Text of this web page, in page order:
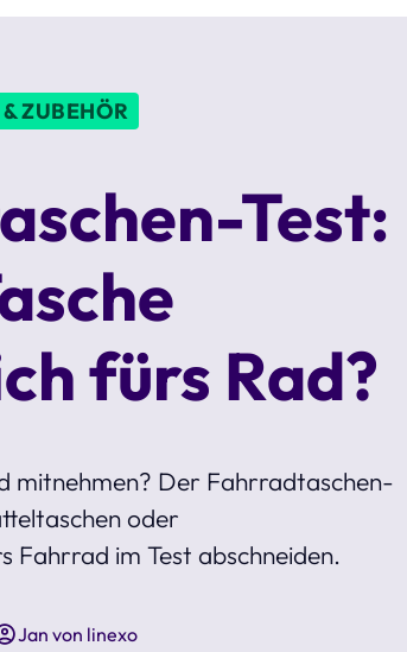
ZUBEHÖR
Test:
fürs Rad?
mitnehmen? Der Fahrradtaschen-
oder
Fahrrad im Test abschneiden.
Jan von linexo